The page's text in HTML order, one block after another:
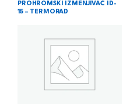
PROHROMSKI IZMENJIVAČ ID-
15 – TERMORAD